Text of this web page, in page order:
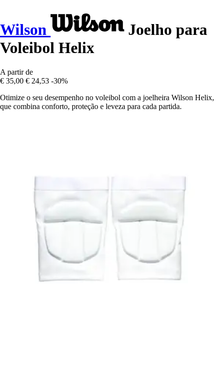
Wilson
Joelho para
Voleibol Helix
A partir de
€ 35,00 € 24,53 -30%
Otimize o seu desempenho no voleibol com a joelheira Wilson Helix,
que combina conforto, proteção e leveza para cada partida.